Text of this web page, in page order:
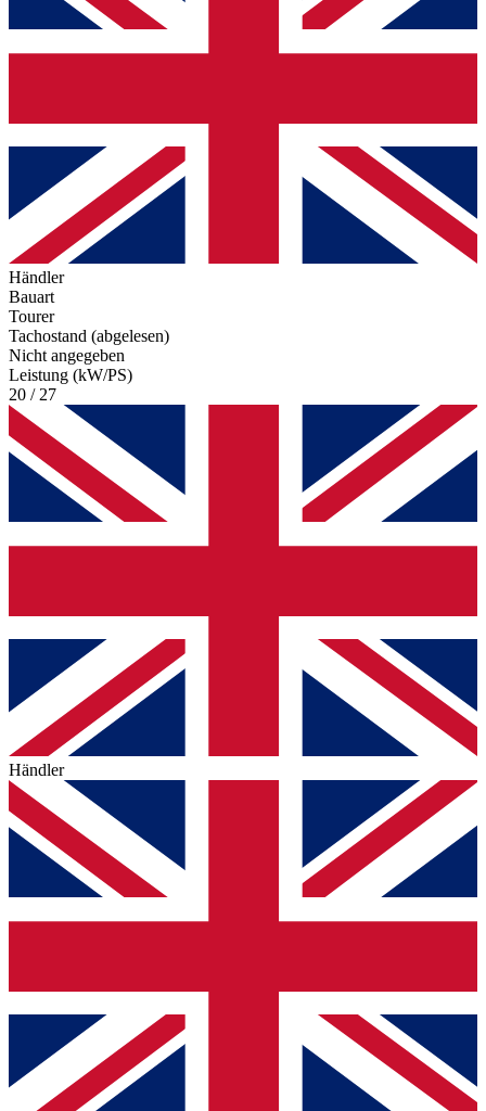
Händler
Bauart
Tourer
Tachostand (abgelesen)
Nicht angegeben
Leistung (kW/PS)
20 / 27
Händler